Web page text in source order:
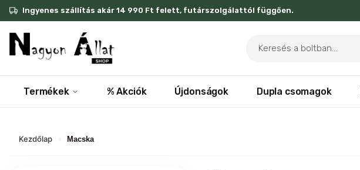
Skip
to
content
Ingyenes szállítás akár 14 990 Ft felett, futárszolgálattól függően.
search
Termékek % Akciók Újdonságok Dupla csomagok
Kezdőlap Macska